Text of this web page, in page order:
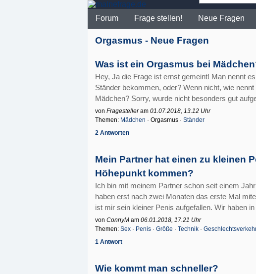
Forum Frage stellen! Neue Fragen
Orgasmus - Neue Fragen
Was ist ein Orgasmus bei
Hey, Ja die Frage ist ernst gemeint! Man nennt
Ständer bekommen, oder? Wenn nicht, wie
Mädchen? Sorry, wurde nicht besonders gut
von Fragestelleram 01.07.2018, 13.12 Uhr
Themen: Mädchen · Orgasmus · Ständer
2 Antworten
Mein Partner hat einen zu kleinen
Höhepunkt kommen?
Ich bin mit meinem Partner schon seit einem
haben erst nach zwei Monaten das erste Mal
ist mir sein kleiner Penis aufgefallen. Wir haben in
von ConnyM am 06.01.2018, 17.21 Uhr
Themen: Sex · Penis · Größe · Technik ·
1 Antwort
Wie kommt man schneller?